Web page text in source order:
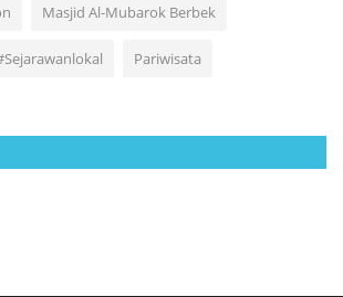
Masjid Al-Mubarok Berbek
Pariwisata